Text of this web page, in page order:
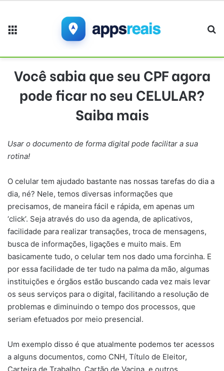
Você sabia que seu CPF agora
pode ficar no seu CELULAR?
Saiba mais
Usar o documento de forma digital pode facilitar a sua
rotina!
O celular tem ajudado bastante nas nossas tarefas do dia a
dia, né? Nele, temos diversas informações que
precisamos, de maneira fácil e rápida, em apenas um
‘click’. Seja através do uso da agenda, de aplicativos,
facilidade para realizar transações, troca de mensagens,
busca de informações, ligações e muito mais. Em
basicamente tudo, o celular tem nos dado uma forcinha. E
por essa facilidade de ter tudo na palma da mão, algumas
instituições e órgãos estão buscando cada vez mais levar
os seus serviços para o digital, facilitando a resolução de
problemas e diminuindo o tempo dos processos, que
seriam efetuados por meio presencial.
Um exemplo disso é que atualmente podemos ter acessos
a alguns documentos, como CNH, Título de Eleitor,
Carteira de Trabalho, Cartão de Vacina, e outros,